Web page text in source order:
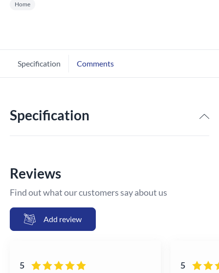
Home
Specification Comments
Specification
Reviews
Find out what our customers say about us
Add review
5 5